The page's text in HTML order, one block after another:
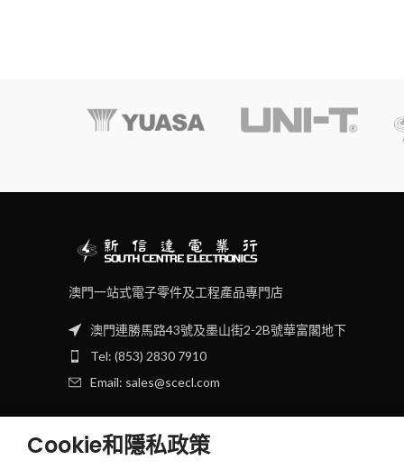
澳門一站式電子零件及工程產品專門店
澳門連勝馬路43號及墨山街2-2B號華富閣地下
Tel: (853) 2830 7910
Email: sales@scecl.com
Cookie和隱私政策